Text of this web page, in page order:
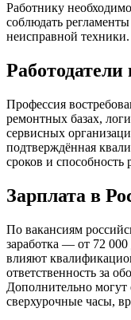
Работнику
соблюдать
неисправной техники.
Работодатели
Профессия
ремонтных базах,
сервисных
подтверждённая
сроков и
Зарплата в
По вакансиям
заработка — от 72
влияют
ответственность за
Дополнительно
сверхурочные часы,